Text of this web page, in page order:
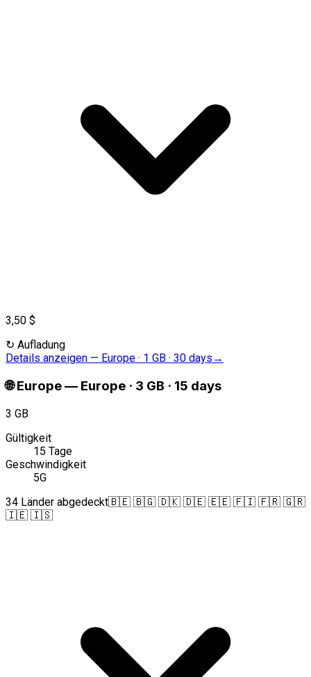
3,50 $
↻ Aufladung
Details anzeigen — Europe · 1 GB · 30 days →
🌐 Europe— Europe · 3 GB · 15 days
3 GB
Gültigkeit
15 Tage
Geschwindigkeit
5G
34 Länder abgedeckt🇧🇪 🇧🇬 🇩🇰 🇩🇪 🇪🇪 🇫🇮 🇫🇷 🇬🇷
🇮🇪 🇮🇸